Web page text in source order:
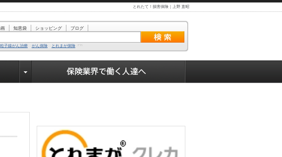
とれたて！損害保険｜上野 直昭
知恵袋 ショッピング ブログ
子線がん治療 がん保険 とれまが保険